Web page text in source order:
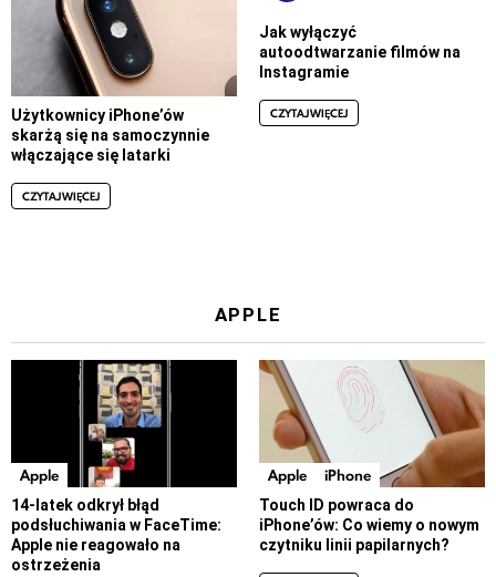
Użytkownicy iPhone’ów
skarżą się na samoczynnie
włączające się latarki
CZYTAJ WIĘCEJ
Jak wyłączyć
autoodtwarzanie filmów na
Instagramie
CZYTAJ WIĘCEJ
APPLE
Apple
14-latek odkrył błąd
podsłuchiwania w FaceTime:
Apple nie reagowało na
ostrzeżenia
Apple iPhone
Touch ID powraca do
iPhone’ów: Co wiemy o nowym
czytniku linii papilarnych?